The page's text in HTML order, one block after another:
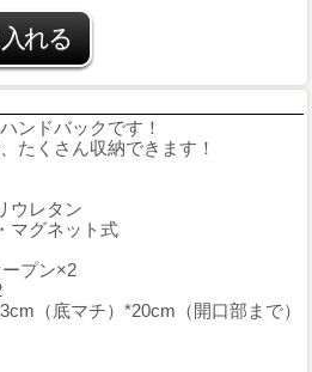
ンドバックです！
たくさん収納できます！
ウレタン
マグネット式
ープン×2
（底マチ）*20cm（開口部まで）